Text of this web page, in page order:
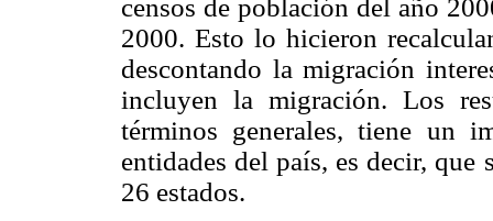
censos de población del año
2000. Esto lo hicieron
descontando la migración
incluyen la migración. Los
términos generales, tiene un
entidades del país, es decir,
26 estados.